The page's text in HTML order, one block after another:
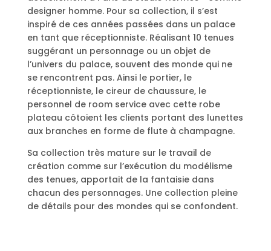
designer homme. Pour sa collection, il s’est
inspiré de ces années passées dans un palace
en tant que réceptionniste. Réalisant 10 tenues
suggérant un personnage ou un objet de
l’univers du palace, souvent des monde qui ne
se rencontrent pas. Ainsi le portier, le
réceptionniste, le cireur de chaussure, le
personnel de room service avec cette robe
plateau côtoient les clients portant des lunettes
aux branches en forme de flute à champagne.
Sa collection très mature sur le travail de
création comme sur l’exécution du modélisme
des tenues, apportait de la fantaisie dans
chacun des personnages. Une collection pleine
de détails pour des mondes qui se confondent.